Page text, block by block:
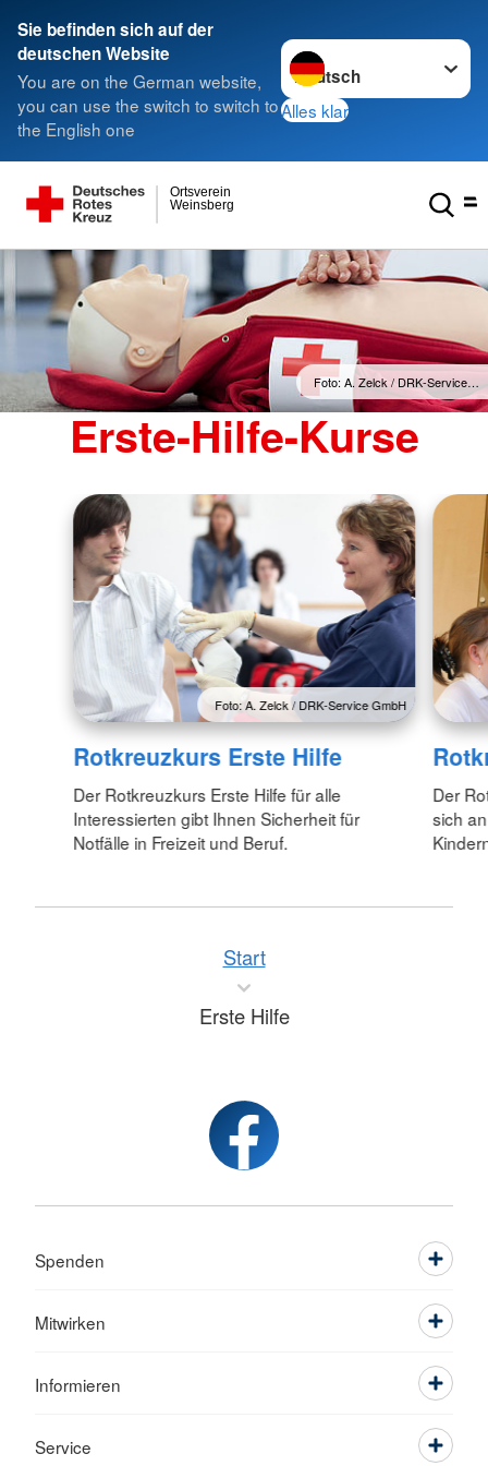
Sie befinden sich auf der
deutschen Website
You are on the German website,
you can use the switch to switch to
the English one
Sprache wechseln zu
Alles klar
Weinsberg
Ortsverein
Foto: A. Zelck / DRK-Service…
Erste-Hilfe-Kurse
Foto: A. Zelck / DRK-Service GmbH
Rotkreuzkurs Erste Hilfe
Der Rotkreuzkurs Erste Hilfe für alle
Interessierten gibt Ihnen Sicherheit für
Notfälle in Freizeit und Beruf.
Der
sich
Start
Erste Hilfe
Spenden
Mitwirken
Informieren
Service